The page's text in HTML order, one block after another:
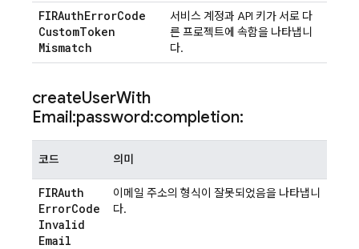
FIRAuthErrorCode
CustomToken
Mismatch
서비스 계정과 API 키가 서로 다
른 프로젝트에 속함을 나타냅니
다.
createUserWith
Email:password:completion:
코드 의미
FIRAuth
ErrorCode
Invalid
Email
이메일 주소의 형식이 잘못되었음을 나타냅니
다.